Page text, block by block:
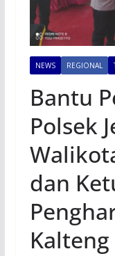
NEWS REGIONAL
Bantu
Polsek
dan
Kalteng